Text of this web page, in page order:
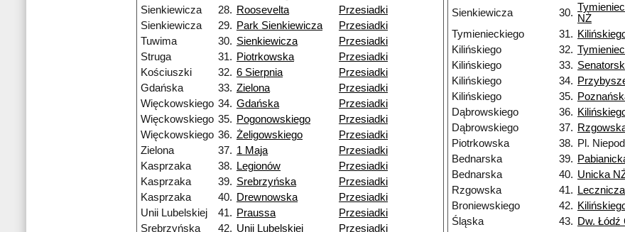
Sienkiewicza
28. Roosevelta
Przesiadki
Sienkiewicza
29. Park Sienkiewicza
Przesiadki
Tuwima
30. Sienkiewicza
Przesiadki
Struga
31. Piotrkowska
Przesiadki
Kościuszki
32. 6 Sierpnia
Przesiadki
Gdańska
33. Zielona
Przesiadki
Więckowskiego 34. Gdańska
Przesiadki
Więckowskiego 35. Pogonowskiego
Przesiadki
Więckowskiego 36. Żeligowskiego
Przesiadki
Zielona
37. 1 Maja
Przesiadki
Kasprzaka
38. Legionów
Przesiadki
Kasprzaka
39. Srebrzyńska
Przesiadki
Kasprzaka
40. Drewnowska
Przesiadki
Unii Lubelskiej
41. Praussa
Przesiadki
Srebrzyńska
42. Unii Lubelskiej
Przesiadki
Sienkiewicza
30. NŻ
Tymienieckiego 31.
Kilińskiego
32.
Kilińskiego
33.
Kilińskiego
34.
Kilińskiego
35.
Dąbrowskiego
36.
Dąbrowskiego
37.
Piotrkowska
38. Pl.
Bednarska
39.
Bednarska
40. Unicka
Rzgowska
41. Lecznicza
Broniewskiego
42.
Śląska
43. Dw. Łódź